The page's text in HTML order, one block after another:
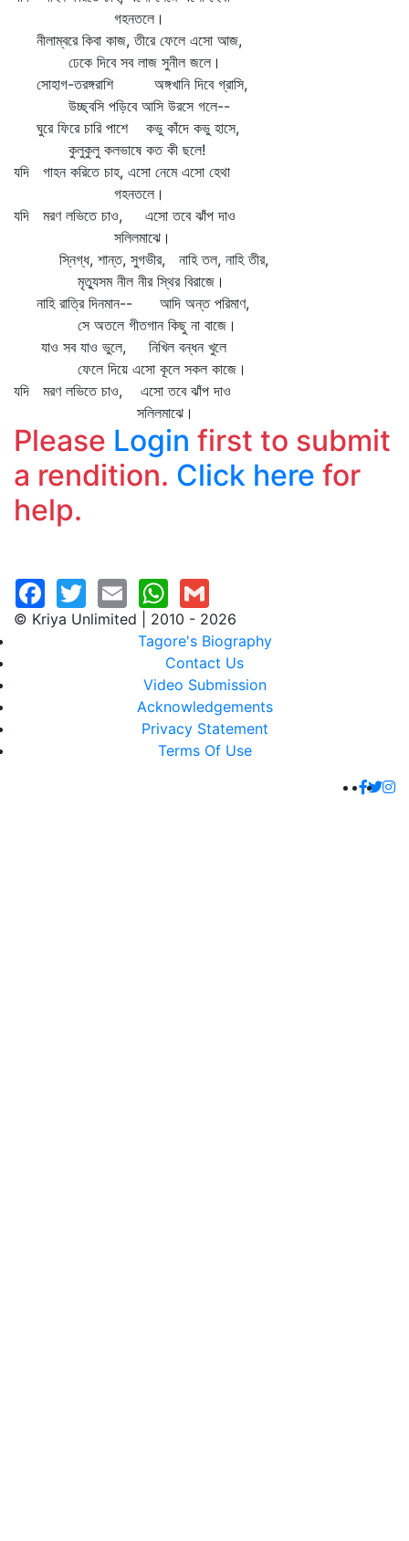
গহনতলে।
নীলাম্বরে কিবা কাজ, তীরে ফেলে এসো আজ,
ঢেকে দিবে সব লাজ সুনীল জলে।
সোহাগ-তরঙ্গরাশি অঙ্গখানি দিবে গ্রাসি,
উচ্ছ্বসি পড়িবে আসি উরসে গলে--
ঘুরে ফিরে চারি পাশে কভু কাঁদে কভু হাসে,
কুলুকুলু কলভাষে কত কী ছলে!
যদি গাহন করিতে চাহ, এসো নেমে এসো হেথা
গহনতলে।
যদি মরণ লভিতে চাও, এসো তবে ঝাঁপ দাও
সলিলমাঝে।
স্নিগ্ধ, শান্ত, সুগভীর, নাহি তল, নাহি তীর,
মৃত্যুসম নীল নীর স্থির বিরাজে।
নাহি রাত্রি দিনমান-- আদি অন্ত পরিমাণ,
সে অতলে গীতগান কিছু না বাজে।
যাও সব যাও ভুলে, নিখিল বন্ধন খুলে
ফেলে দিয়ে এসো কূলে সকল কাজে।
যদি মরণ লভিতে চাও, এসো তবে ঝাঁপ দাও
সলিলমাঝে।
Please Login first to submit
a rendition. Click here for
help.
© Kriya Unlimited | 2010 - 2026
Tagore's Biography
Contact Us
Video Submission
Acknowledgements
Privacy Statement
Terms Of Use